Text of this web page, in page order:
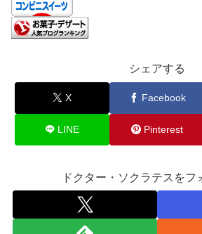
シェアする
X Facebook
LINE Pinterest
ドクター・ソクラテスをフ